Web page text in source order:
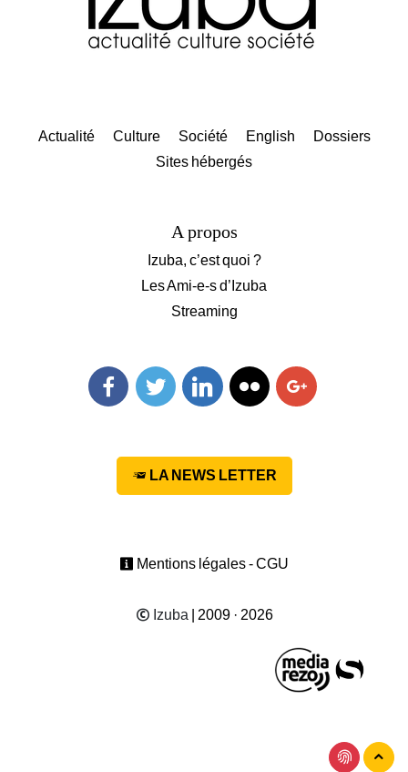
Actualité Culture Société English
Dossiers
Sites hébergés
A propos
Izuba, c’est quoi ?
Les Ami-e-s d’Izuba
Streaming
LA NEWS LETTER
Mentions légales - CGU
Izuba | 2009 · 2026